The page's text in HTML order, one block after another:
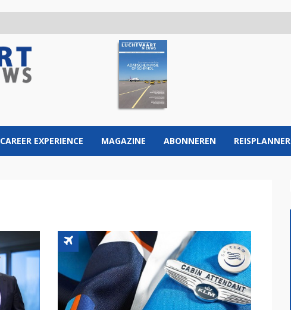
CAREER EXPERIENCE MAGAZINE ABONNEREN REISPLANNER